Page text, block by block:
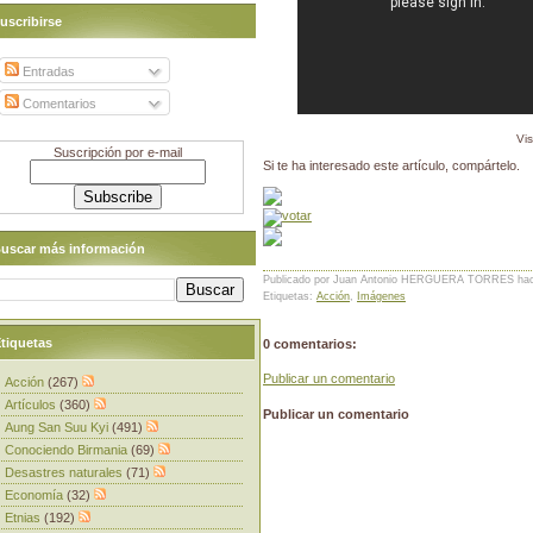
Si te ha interesado este artículo, compártelo.
Publicado por Juan Antonio HERGUERA TORRES
Etiquetas: Acción, Imágenes
0 comentarios:
Publicar un comentario
Publicar un comentario
Entradas
Comentarios
Suscripción por e-mail
más información
Acción (267)
Artículos (360)
Aung San Suu Kyi (491)
Conociendo Birmania (69)
Desastres naturales (71)
Economía (32)
Etnias (192)